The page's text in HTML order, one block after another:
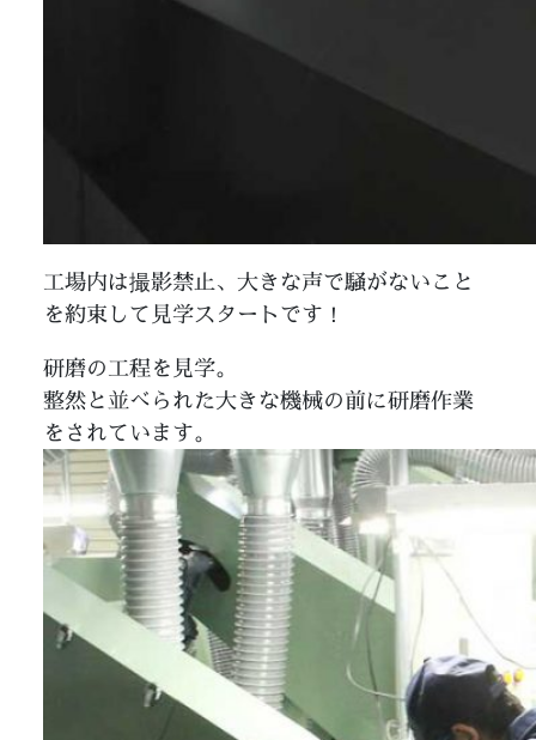
工場内は撮影禁止、大きな声で騒がないこと
を約束して見学スタートです！
研磨の工程を見学。
整然と並べられた大きな機械の前に研磨作業
をされています。